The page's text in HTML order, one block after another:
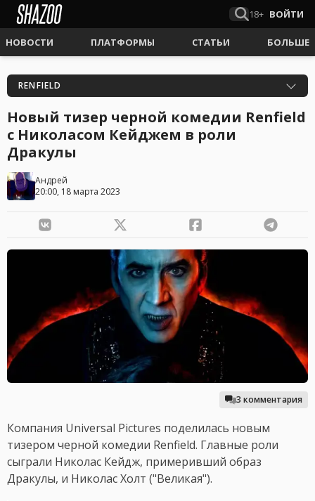
18+ ВОЙТИ
НОВОСТИ ПЛАТФОРМЫ СТАТЬИ БОЛЬШЕ
RENFIELD
Новый тизер черной комедии Renfield
с Николасом Кейджем в роли
Дракулы
Андрей
20:00, 18 марта 2023
3 комментария
Компания Universal Pictures поделилась новым
тизером черной комедии Renfield. Главные роли
сыграли Николас Кейдж, примеривший образ
Дракулы, и Николас Холт ("Великая").